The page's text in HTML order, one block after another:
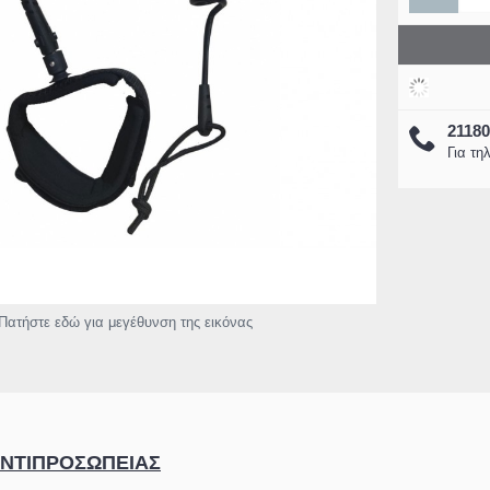
70045 Ταινία Led
5 Μέτρων με
WIFI και
Μουσική
Eurolamp 300-24505 Air Cooler
Πατήστε εδώ για μεγέθυνση της εικόνας
Για